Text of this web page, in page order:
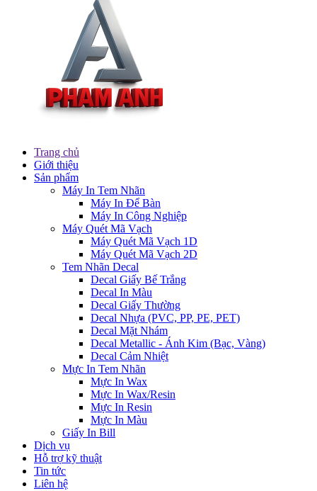
Trang chủ
Giới thiệu
Sản phẩm
Máy In Tem Nhãn
Máy In Để Bàn
Máy In Công Nghiệp
Máy Quét Mã Vạch
Máy Quét Mã Vạch 1D
Máy Quét Mã Vạch 2D
Tem Nhãn Decal
Decal Giấy Bế Trắng
Decal In Màu
Decal Giấy Thường
Decal Nhựa (PVC, PP, PE, PET)
Decal Mặt Nhám
Decal Metallic - Ánh Kim (Bạc, Vàng)
Decal Cảm Nhiệt
Mực In Tem Nhãn
Mực In Wax
Mực In Wax/Resin
Mực In Resin
Mực In Màu
Giấy In Bill
Dịch vụ
Hỗ trợ kỹ thuật
Tin tức
Liên hệ